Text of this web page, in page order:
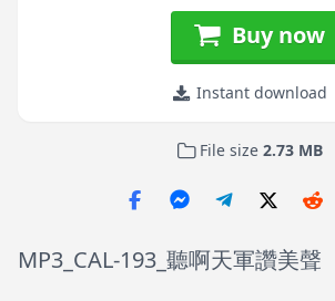
Buy now
Instant download
File size2.73 MB
MP3_CAL-193_聽啊天軍讚美聲